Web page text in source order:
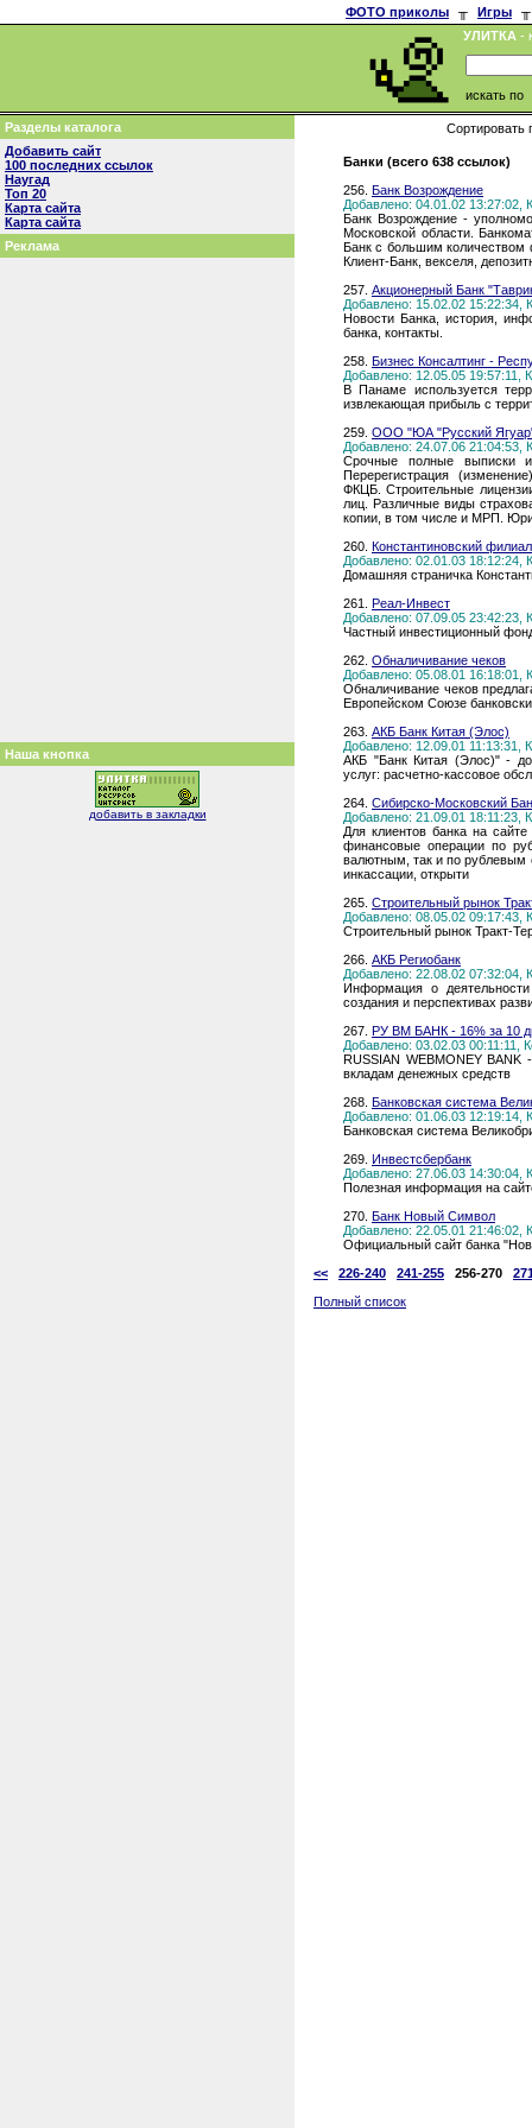
ФОТО приколы ╥ Игры
╥
УЛИТКА -
искать по
Разделы каталога
Добавить сайт
100 последних ссылок
Наугад
Топ 20
Карта сайта
Карта сайта
Реклама
Наша кнопка
добавить в закладки
Сортировать
Банки (всего 638 ссылок)
256. Банк Возрождение
Добавлено: 04.01.02 13:27:02,
Банк Возрождение -
Московской области.
Банк с большим количеством
Клиент-Банк, векселя,
257. Акционерный Банк
Добавлено: 15.02.02 15:22:34,
Новости Банка, история,
банка, контакты.
258. Бизнес Консалтинг -
Добавлено: 12.05.05 19:57:11,
В Панаме используется
извлекающая прибыль с
259. ООО "ЮА "Русский
Добавлено: 24.07.06 21:04:53,
Срочные полные выписки
Перерегистрация
ФКЦБ. Строительные
лиц. Различные виды
копии, в том числе и МРП.
260. Константиновский
Добавлено: 02.01.03 18:12:24,
Домашняя страничка
261. Реал-Инвест
Добавлено: 07.09.05 23:42:23,
Частный инвестиционный
262. Oбналичивание чеков
Добавлено: 05.08.01 16:18:01,
Обналичивание чеков
Европейском Союзе
263. АКБ Банк Китая (Элос)
Добавлено: 12.09.01 11:13:31,
АКБ "Банк Китая (Элос)" -
услуг: расчетно-кассовое
264. Сибирско-Московский
Добавлено: 21.09.01 18:11:23,
Для клиентов банка на
финансовые операции по
валютным, так и по рублевым
инкассации, открыти
265. Строительный рынок
Добавлено: 08.05.02 09:17:43,
Строительный рынок Тракт-
266. АКБ Региобанк
Добавлено: 22.08.02 07:32:04,
Информация о
создания и перспективах
267. РУ ВМ БАНК - 16% за 10
Добавлено: 03.02.03 00:11:11,
RUSSIAN WEBMONEY
вкладам денежных средств
268. Банковская система
Добавлено: 01.06.03 12:19:14,
Банковская система
269. Инвестсбербанк
Добавлено: 27.06.03 14:30:04,
Полезная информация на
270. Банк Новый Символ
Добавлено: 22.05.01 21:46:02,
Официальный сайт банка
<<
226-240 241-255 256-270
Полный список